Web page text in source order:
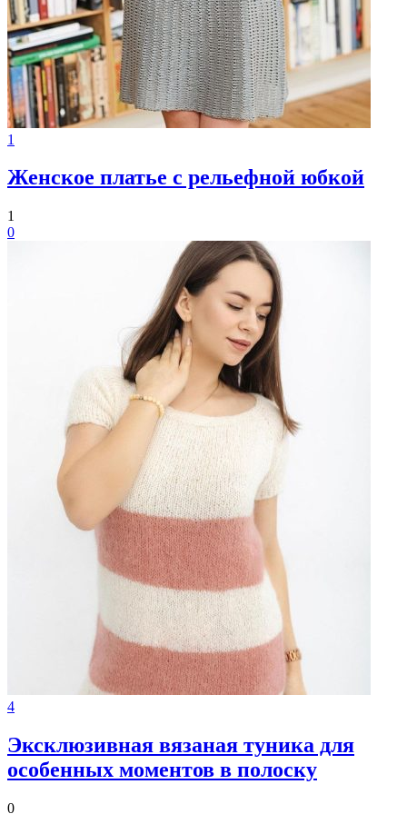
1
Женское платье с рельефной юбкой
1
0
4
Эксклюзивная вязаная туника для
особенных моментов в полоску
0